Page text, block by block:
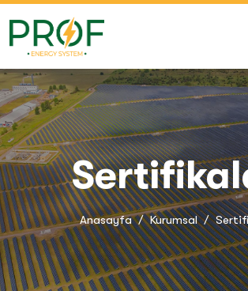
Anasayfa Kurumsal